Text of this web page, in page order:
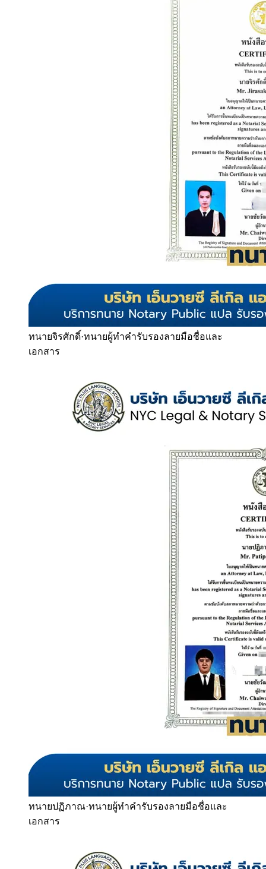
ทนายจิรศักดิ์·ทนายผู้ทำคำรับรองลายมือชื่อและ
เอกสาร
ทนายปฏิภาณ·ทนายผู้ทำคำรับรองลายมือชื่อและ
เอกสาร